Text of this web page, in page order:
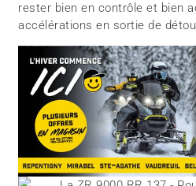
rester bien en contrôle et bien
accélérations en sortie de